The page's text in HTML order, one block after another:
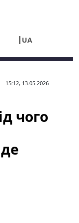
UA
15:12, 13.05.2026
чого